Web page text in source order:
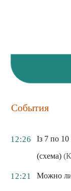
События
12:26
Із 7 по
(схема)
12:21
Можно ли